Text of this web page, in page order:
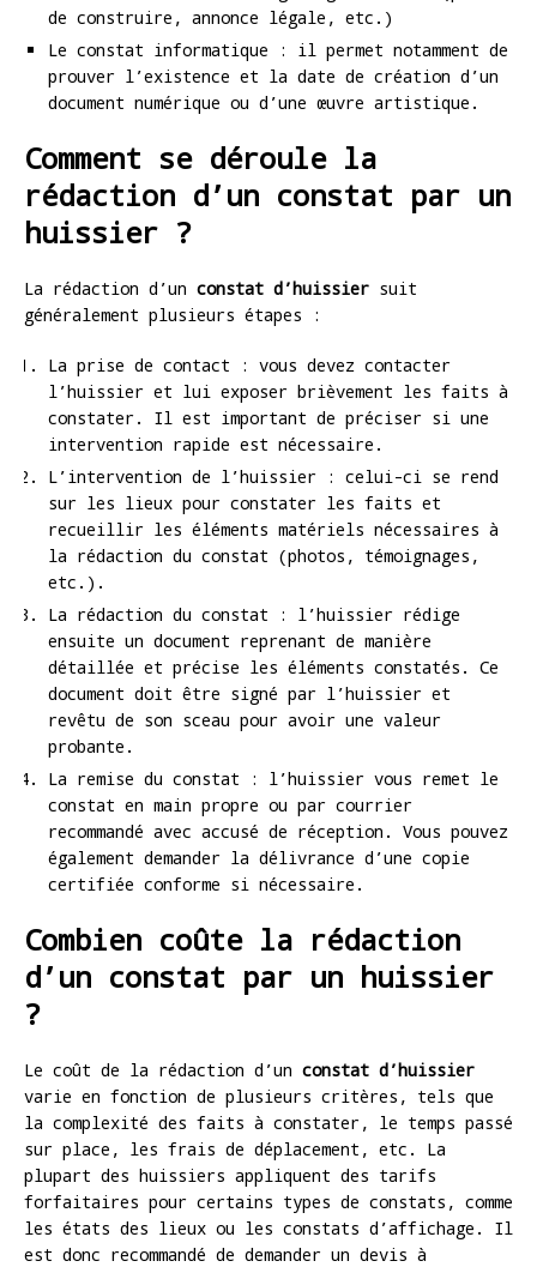
de construire, annonce légale, etc.)
Le constat informatique : il permet notamment de
prouver l’existence et la date de création d’un
document numérique ou d’une œuvre artistique.
Comment se déroule la
rédaction d’un constat par un
huissier ?
La rédaction d’un constat d’huissier suit
généralement plusieurs étapes :
La prise de contact : vous devez contacter
l’huissier et lui exposer brièvement les faits à
constater. Il est important de préciser si une
intervention rapide est nécessaire.
L’intervention de l’huissier : celui-ci se rend
sur les lieux pour constater les faits et
recueillir les éléments matériels nécessaires à
la rédaction du constat (photos, témoignages,
etc.).
La rédaction du constat : l’huissier rédige
ensuite un document reprenant de manière
détaillée et précise les éléments constatés. Ce
document doit être signé par l’huissier et
revêtu de son sceau pour avoir une valeur
probante.
La remise du constat : l’huissier vous remet le
constat en main propre ou par courrier
recommandé avec accusé de réception. Vous pouvez
également demander la délivrance d’une copie
certifiée conforme si nécessaire.
Combien coûte la rédaction
d’un constat par un huissier
?
Le coût de la rédaction d’un constat d’huissier
varie en fonction de plusieurs critères, tels que
la complexité des faits à constater, le temps passé
sur place, les frais de déplacement, etc. La
plupart des huissiers appliquent des tarifs
forfaitaires pour certains types de constats, comme
les états des lieux ou les constats d’affichage. Il
est donc recommandé de demander un devis à